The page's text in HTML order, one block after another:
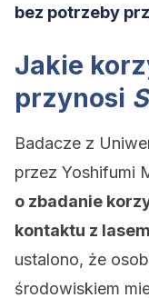
bez potrzeby
Jakie
przynosi
Badacze z
przez Yoshifumi
o zbadanie
kontaktu z
ustalono, że
środowiskiem